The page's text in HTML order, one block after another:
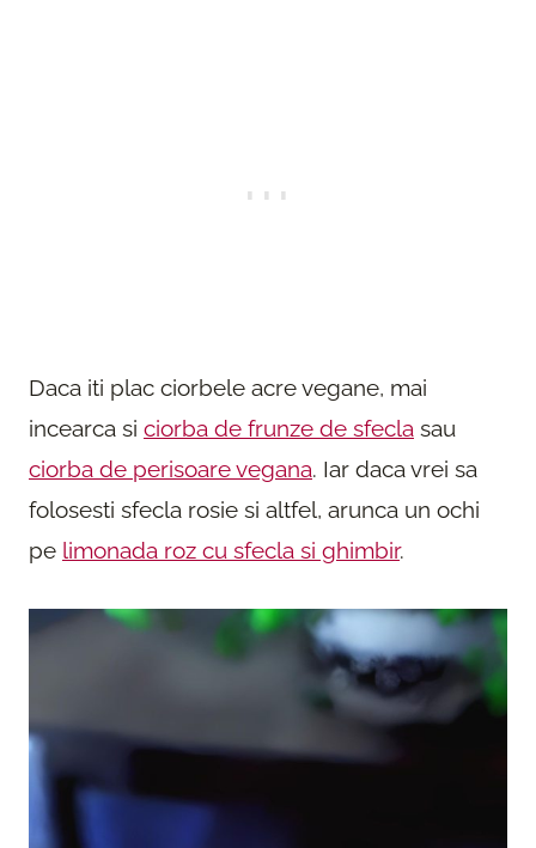
Daca iti plac ciorbele acre vegane, mai
incearca si ciorba de frunze de sfecla sau
ciorba de perisoare vegana. Iar daca vrei sa
folosesti sfecla rosie si altfel, arunca un ochi
pe limonada roz cu sfecla si ghimbir.